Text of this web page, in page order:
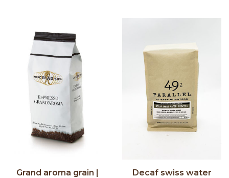
Grand aroma grain |
Decaf swiss water